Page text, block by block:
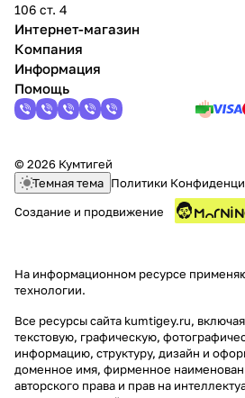
106 ст. 4
Интернет-магазин
Компания
Информация
Помощь
© 2026 Кумтигей
Темная тема Политики
Создание и продвижение
На информационном ресурсе
технологии.
Все ресурсы сайта kumtigey.ru,
текстовую, графическую,
информацию, структуру, дизайн и
доменное имя, фирменное
авторского права и прав на